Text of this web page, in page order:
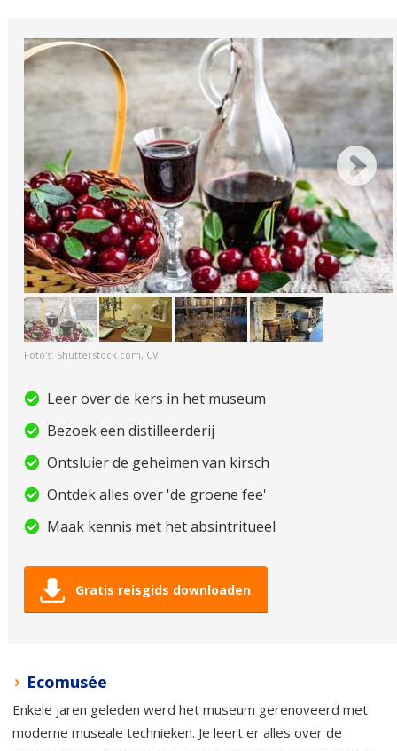
Foto's: Shutterstock.com, CV
Leer over de kers in het museum
Bezoek een distilleerderij
Ontsluier de geheimen van kirsch
Ontdek alles over 'de groene fee'
Maak kennis met het absintritueel
Gratis reisgids downloaden
Ecomusée
Enkele jaren geleden werd het museum gerenoveerd met
moderne museale technieken. Je leert er alles over de